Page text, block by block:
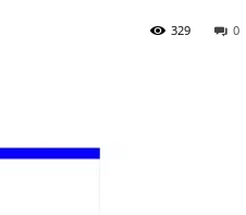
0
329